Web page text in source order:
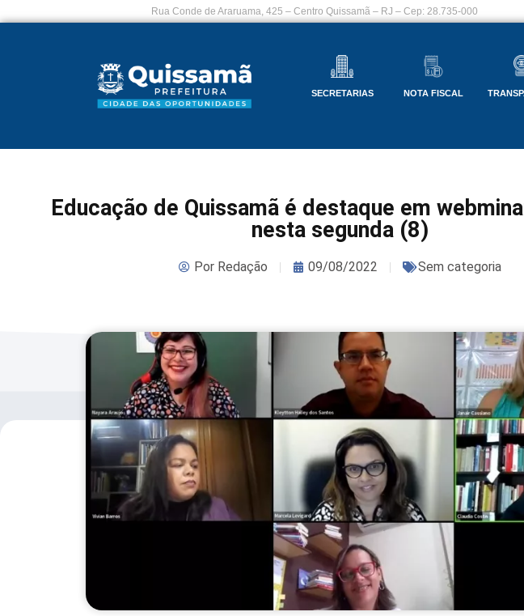
Rua Conde de Araruama, 425 – Centro Quissamã – RJ – Cep: 28.735-000
SECRETARIAS NOTA FISCAL
Educação de Quissamã é destaque em
nesta segunda (8)
PorRedação 09/08/2022 Sem categoria